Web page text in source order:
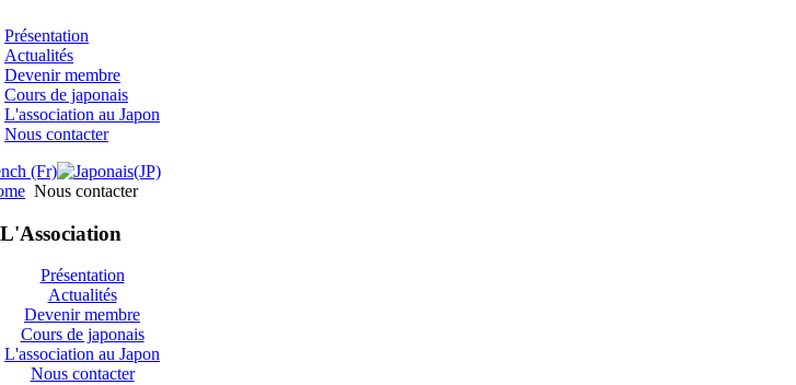
Présentation
Actualités
Devenir membre
Cours de japonais
L'association au Japon
Nous contacter
Nous contacter
L'Association
Présentation
Actualités
Devenir membre
Cours de japonais
L'association au Japon
Nous contacter